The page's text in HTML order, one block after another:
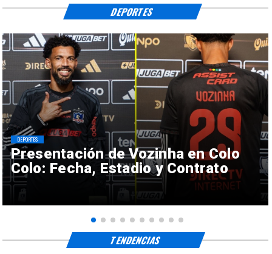
Presentación de Vozinha en Colo
Colo: Fecha, Estadio y Contrato
DEPORTES
DEPORTES
TENDENCIAS